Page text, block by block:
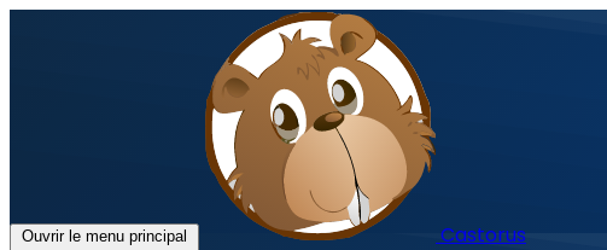
Ouvrir le menu principal Castorus